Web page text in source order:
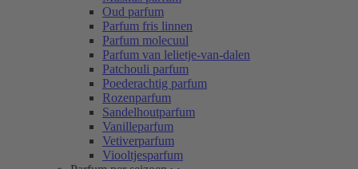
Oud parfum
Parfum fris linnen
Parfum molecuul
Parfum van lelietje-van-dalen
Patchouli parfum
Poederachtig parfum
Rozenparfum
Sandelhoutparfum
Vanilleparfum
Vetiverparfum
Viooltjesparfum